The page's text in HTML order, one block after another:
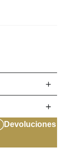
Devoluciones